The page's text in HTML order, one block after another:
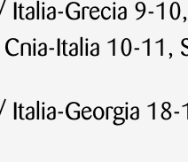
Grecia 9-
Italia 10-11,
Georgia